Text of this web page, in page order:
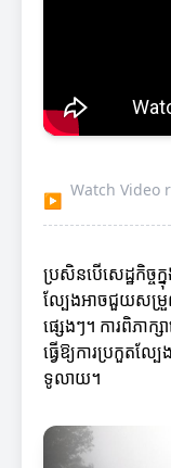
▶
Watch Video
ប្រសិនបើសេដ្ឋកិច្ច
ល្បែងអាចជួយសម្រួ
ផ្សេងៗ។ ការពិភា
ធ្វើឱ្យការប្រកួតល្
ទូលាយ។